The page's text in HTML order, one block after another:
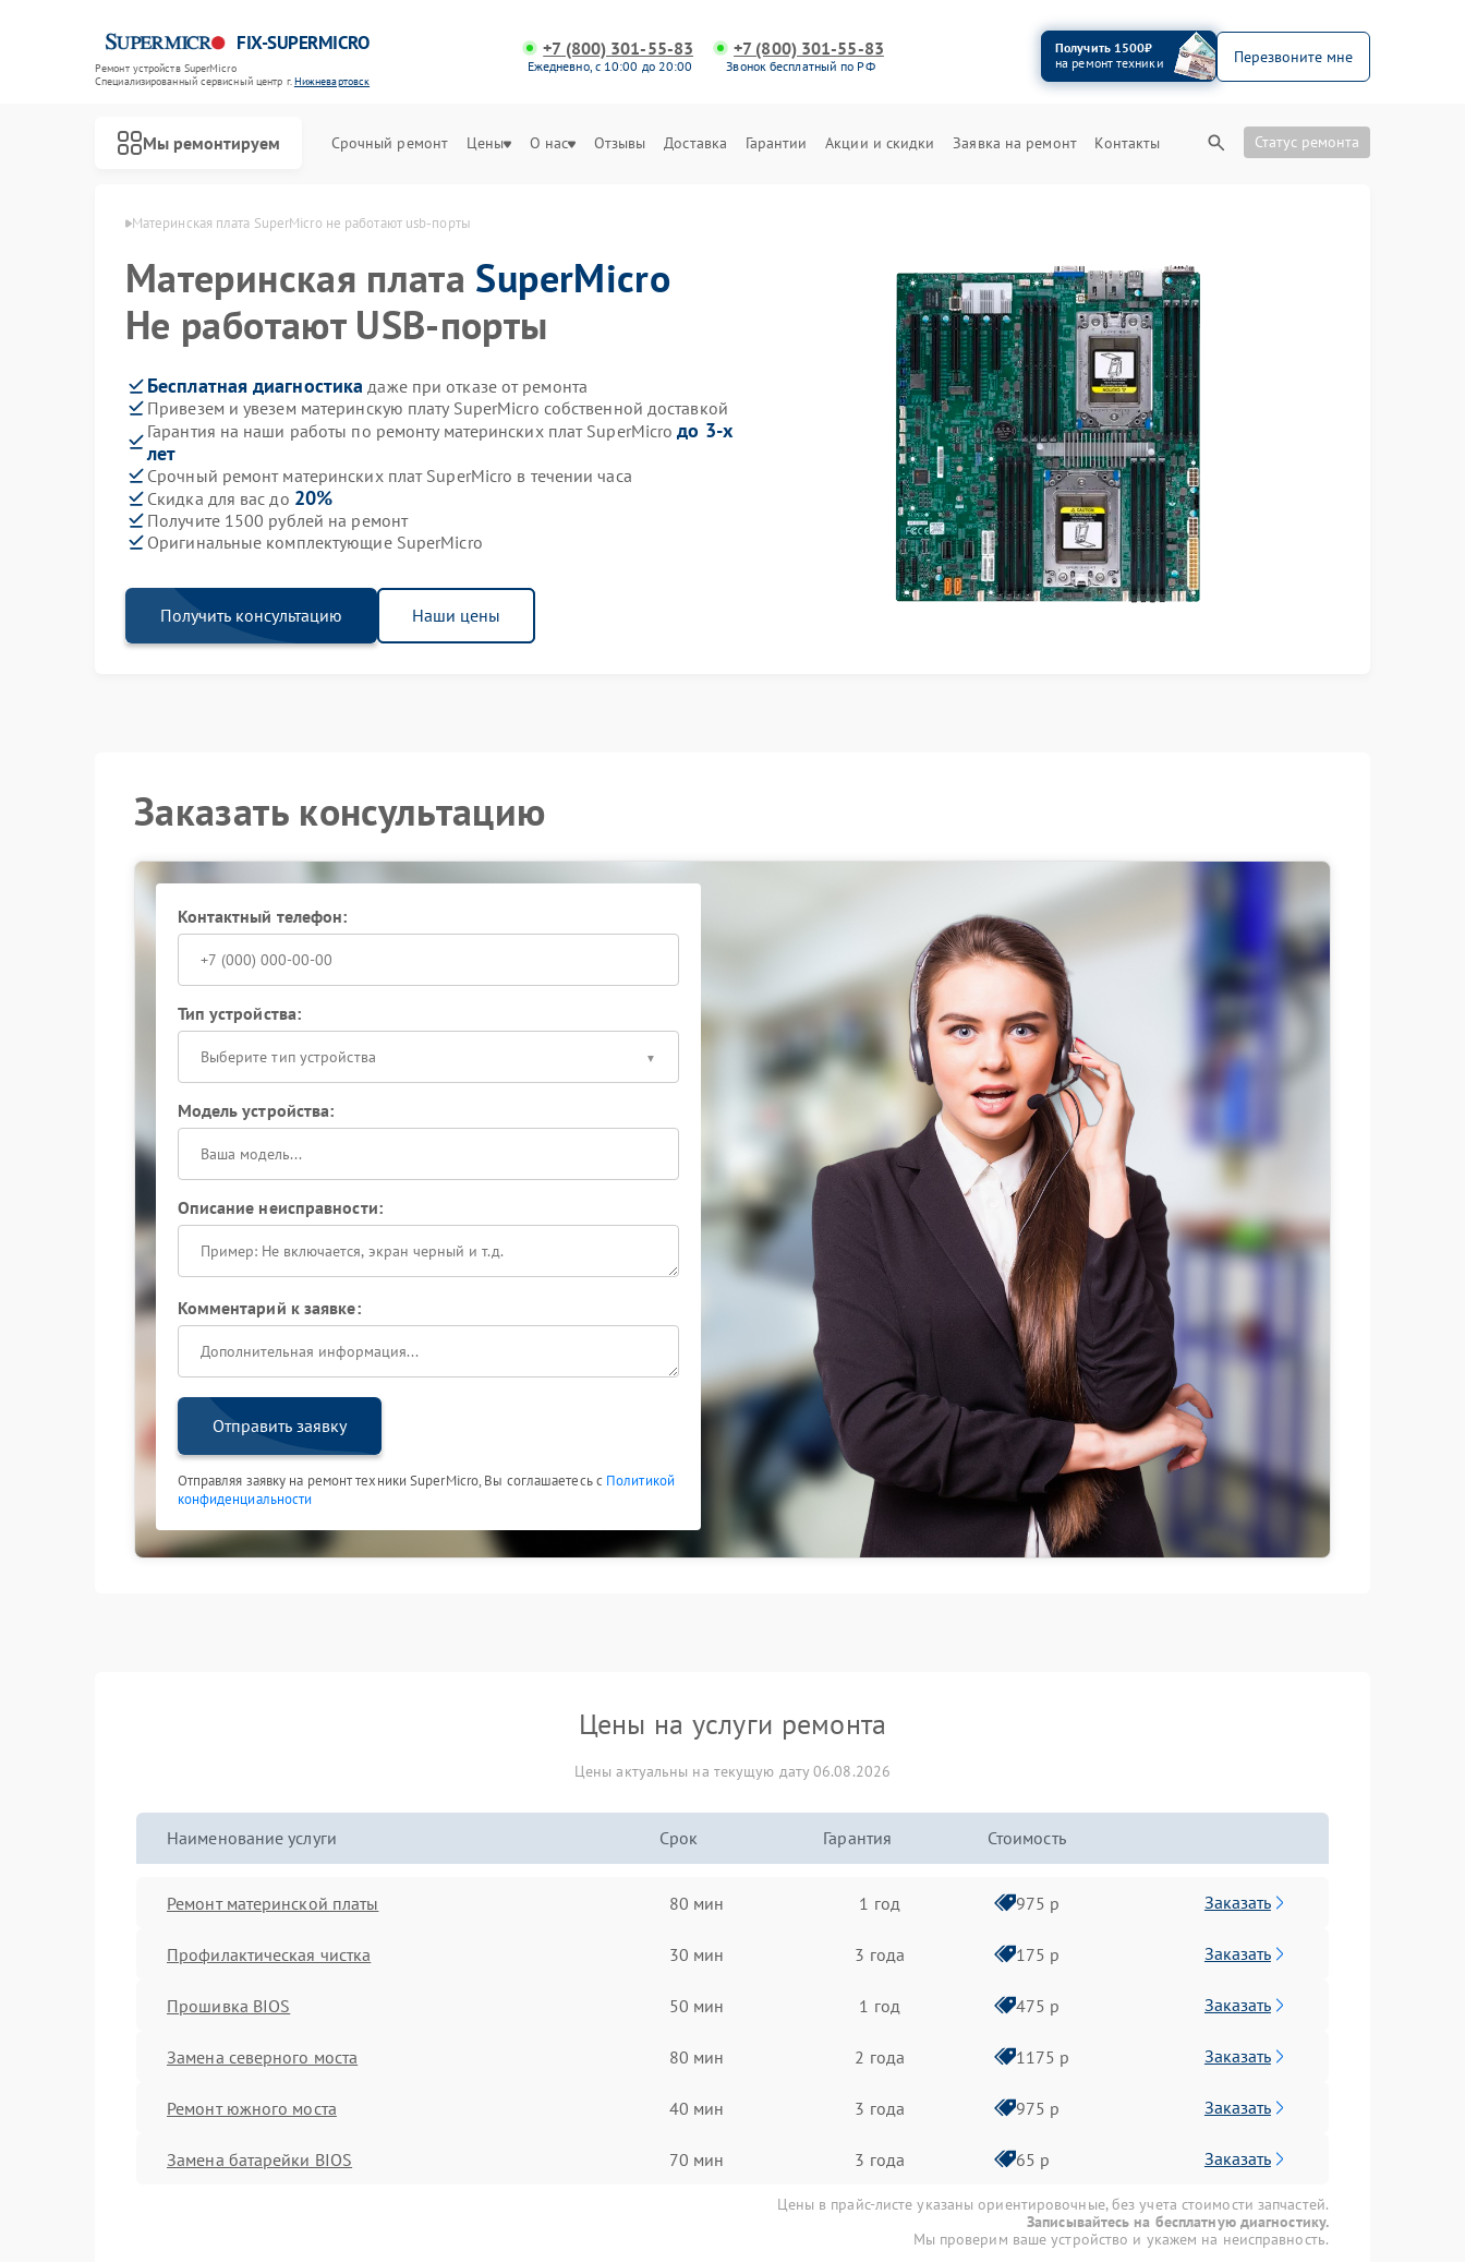
FIX-SUPERMICRO
Ремонт устройств SuperMicro
Специализированный cервисный центр г.Нижневартовск
+7 (800) 301-55-83
Ежедневно, с 10:00 до 20:00
+7 (800) 301-55-83
Звонок бесплатный по РФ
Получить 1500₽
на ремонт техники
Перезвоните мне
Мы ремонтируем Срочный ремонт Цены О нас Отзывы Доставка Гарантии Акции и скидки Заявка на ремонт Контакты Статус ремонта
Материнская плата SuperMicro не работают usb-порты
Материнская плата SuperMicro
Не работают USB-порты
Бесплатная диагностика даже при отказе от ремонта
Привезем и увезем материнскую плату SuperMicro собственной доставкой
Гарантия на наши работы по ремонту материнских плат SuperMicroдо 3-х
лет
Срочный ремонт материнских плат SuperMicro в течении часа
Скидка для вас до 20%
Получите 1500 рублей на ремонт
Оригинальные комплектующие SuperMicro
Получить консультацию Наши цены
Заказать консультацию
Контактный телефон:
Тип устройства:
Выберите тип устройства
Модель устройства:
Описание неисправности:
Комментарий к заявке:
Отправить заявку
Отправляя заявку на ремонт техники SuperMicro, Вы соглашаетесь с Политикой
конфиденциальности
Цены на услуги ремонта
Цены актуальны на текущую дату 06.08.2026
Наименование услуги Срок Гарантия Стоимость
Ремонт материнской платы 80 мин 1 год 975 р Заказать
Профилактическая чистка 30 мин 3 года 175 р Заказать
Прошивка BIOS 50 мин 1 год 475 р Заказать
Замена северного моста 80 мин 2 года 1175 р Заказать
Ремонт южного моста 40 мин 3 года 975 р Заказать
Замена батарейки BIOS 70 мин 3 года 65 р Заказать
Цены в прайс-листе указаны ориентировочные, без учета стоимости запчастей.
Записывайтесь на бесплатную диагностику.
Мы проверим ваше устройство и укажем на неисправность.